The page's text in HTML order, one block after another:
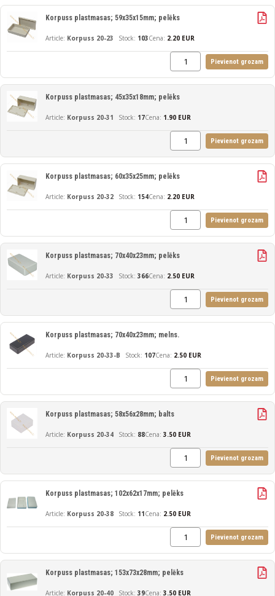
Korpuss 20-23
Korpuss plastmasas; 59x35x15mm; pelēks
103Cena: 2.20 EUR
Pievienot grozam
Korpuss 20-31
Korpuss plastmasas; 45x35x18mm; pelēks
17Cena: 1.90 EUR
Pievienot grozam
Korpuss 20-32
Korpuss plastmasas; 60x35x25mm; pelēks
154Cena: 2.20 EUR
Pievienot grozam
Korpuss 20-33
Korpuss plastmasas; 70x40x23mm; pelēks
366Cena: 2.50 EUR
Pievienot grozam
Korpuss 20-33-B
Korpuss plastmasas; 70x40x23mm; melns.
107Cena: 2.50 EUR
Pievienot grozam
Korpuss 20-34
Korpuss plastmasas; 58x56x28mm; balts
88Cena: 3.50 EUR
Pievienot grozam
Korpuss 20-38
Korpuss plastmasas; 102x62x17mm; pelēks
11Cena: 2.50 EUR
Pievienot grozam
Korpuss 20-40
Korpuss plastmasas; 153x73x28mm; pelēks
39Cena: 3.50 EUR